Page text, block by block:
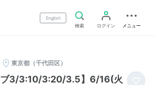
English
検索
ログイン メニュー
東京都（千代田区）
ブ3/3:10/3:20/3.5】6/16(火